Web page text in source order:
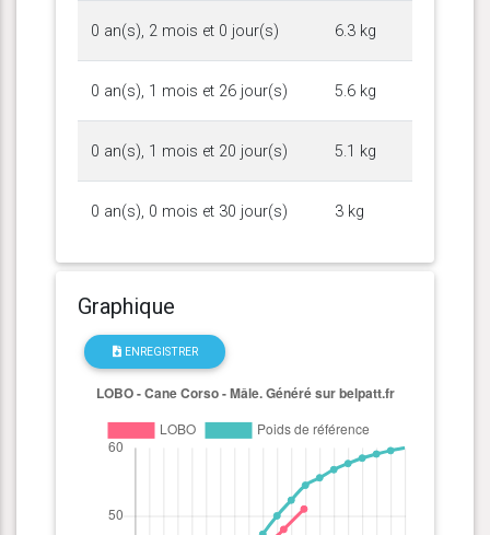
0 an(s), 2 mois et 0 jour(s) 6.3 kg
0 an(s), 1 mois et 26 jour(s) 5.6 kg
0 an(s), 1 mois et 20 jour(s) 5.1 kg
0 an(s), 0 mois et 30 jour(s) 3 kg
Graphique
ENREGISTRER